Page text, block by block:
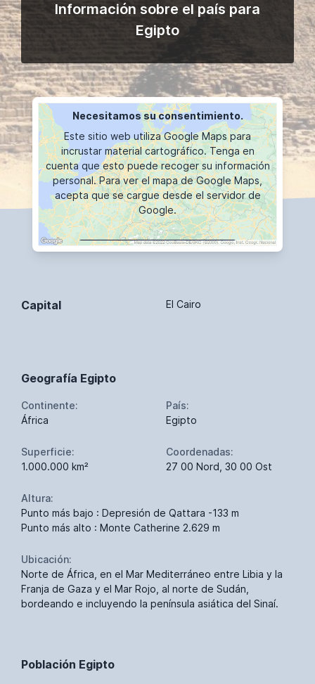
Información sobre el país para
Egipto
Necesitamos su consentimiento.
Este sitio web utiliza Google Maps para
incrustar material cartográfico. Tenga en
cuenta que esto puede recoger su información
personal. Para ver el mapa de Google Maps,
acepta que se cargue desde el servidor de
Google.
VISUALIZACIÓN DE MAPAS
Capital El Cairo
Geografía Egipto
Continente:
África
País:
Egipto
Superficie:
1.000.000 km²
Coordenadas:
27 00 Nord, 30 00 Ost
Altura:
Punto más bajo : Depresión de Qattara -133 m
Punto más alto : Monte Catherine 2.629 m
Ubicación:
Norte de África, en el Mar Mediterráneo entre Libia y la
Franja de Gaza y el Mar Rojo, al norte de Sudán,
bordeando e incluyendo la península asiática del Sinaí.
Población Egipto